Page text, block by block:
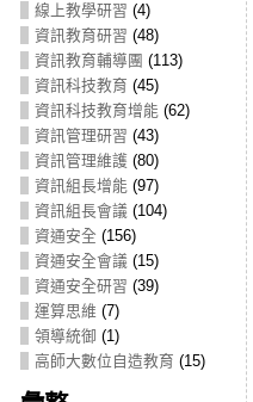
線上教學研習 (4)
資訊教育研習 (48)
資訊教育輔導團 (113)
資訊科技教育 (45)
資訊科技教育增能(62)
資訊管理研習 (43)
資訊管理維護(80)
資訊組長增能(97)
資訊組長會議 (104)
資通安全 (156)
資通安全會議 (15)
資通安全研習 (39)
運算思維 (7)
領導統御 (1)
高師大數位自造教育 (15)